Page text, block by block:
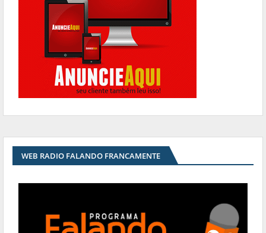
WEB RADIO FALANDO FRANCAMENTE